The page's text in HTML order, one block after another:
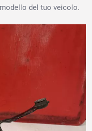
del tuo veicolo.